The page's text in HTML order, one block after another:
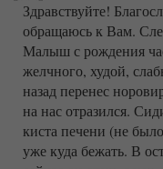
Здравствуйте!
обращаюсь к Вам.
Малыш с рождения
желчного, худой,
назад перенес
на нас отразился.
киста печени (не
уже куда бежать. В